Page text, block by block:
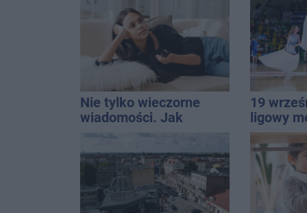
Nie tylko wieczorne
wiadomości. Jak
mądrze korzystać z
telewizji, żeby być na
bieżąco, ale nie żyć w
informacyjnym chaosie?
19
ligowy
Znamy